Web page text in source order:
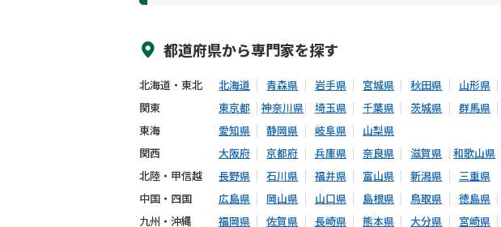
都道府県から専門家を探す
北海道・東北 北海道 青森県 岩手県 宮城県 秋田県 山形県
関東
東京都 神奈川県 埼玉県 千葉県 茨城県 群馬県
東海
愛知県 静岡県 岐阜県
山梨県
関西
大阪府 京都府 兵庫県 奈良県 滋賀県
和歌山県
北陸・甲信越
長野県 石川県 福井県 富山県 新潟県
三重県
中国・四国
広島県 岡山県 山口県 島根県 鳥取県 徳島県
九州・沖縄
福岡県 佐賀県 長崎県 熊本県 大分県 宮崎県